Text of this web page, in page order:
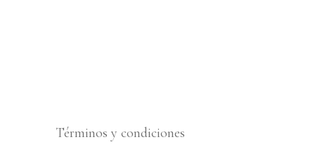
Términos y condiciones